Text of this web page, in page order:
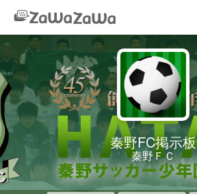
秦野FC掲示板
秦野ＦＣ